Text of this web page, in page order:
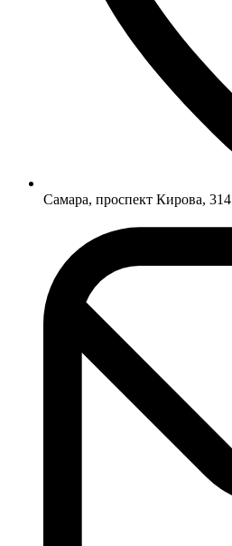
Самара, проспект Кирова, 314